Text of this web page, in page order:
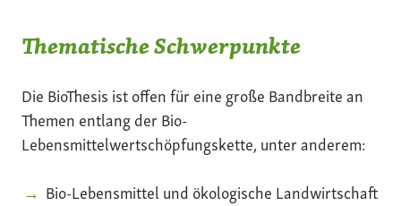
Thematische Schwerpunkte
Die BioThesis ist offen für eine große Bandbreite an
Themen entlang der Bio-
Lebensmittelwertschöpfungskette, unter anderem:
Bio-Lebensmittel und ökologische Landwirtschaft